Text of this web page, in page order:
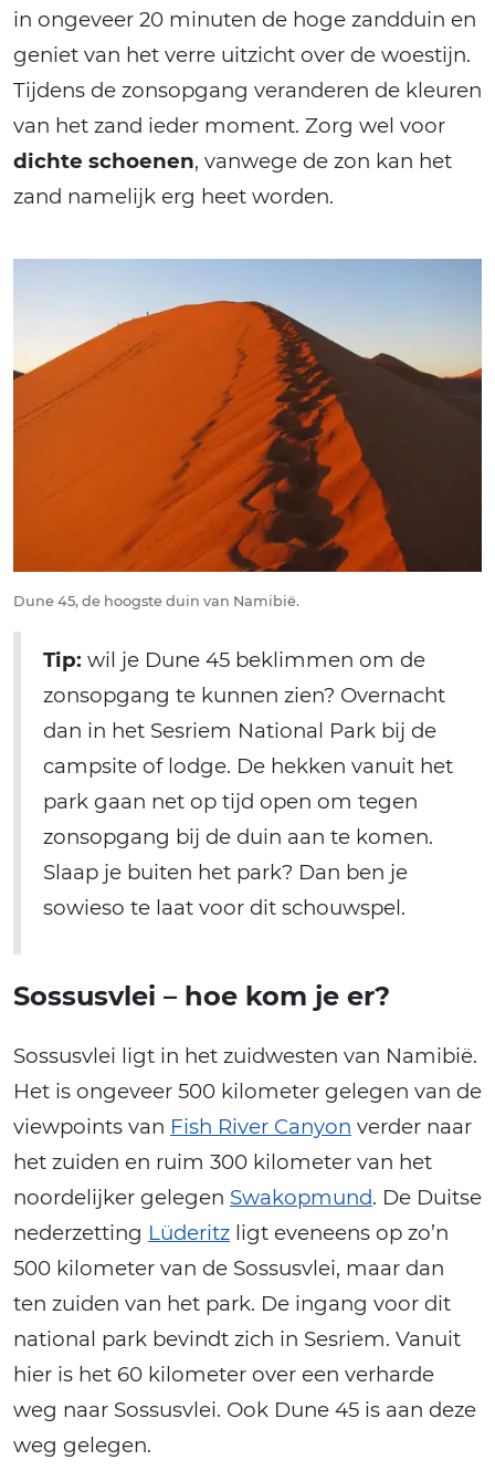
in ongeveer 20 minuten de hoge zandduin en
geniet van het verre uitzicht over de woestijn.
Tijdens de zonsopgang veranderen de kleuren
van het zand ieder moment. Zorg wel voor
dichte schoenen, vanwege de zon kan het
zand namelijk erg heet worden.
Dune 45, de hoogste duin van Namibië.
Tip: wil je Dune 45 beklimmen om de
zonsopgang te kunnen zien? Overnacht
dan in het Sesriem National Park bij de
campsite of lodge. De hekken vanuit het
park gaan net op tijd open om tegen
zonsopgang bij de duin aan te komen.
Slaap je buiten het park? Dan ben je
sowieso te laat voor dit schouwspel.
Sossusvlei – hoe kom je er?
Sossusvlei ligt in het zuidwesten van Namibië.
Het is ongeveer 500 kilometer gelegen van de
viewpoints van Fish River Canyon verder naar
het zuiden en ruim 300 kilometer van het
noordelijker gelegen Swakopmund. De Duitse
nederzetting Lüderitz ligt eveneens op zo’n
500 kilometer van de Sossusvlei, maar dan
ten zuiden van het park. De ingang voor dit
national park bevindt zich in Sesriem. Vanuit
hier is het 60 kilometer over een verharde
weg naar Sossusvlei. Ook Dune 45 is aan deze
weg gelegen.